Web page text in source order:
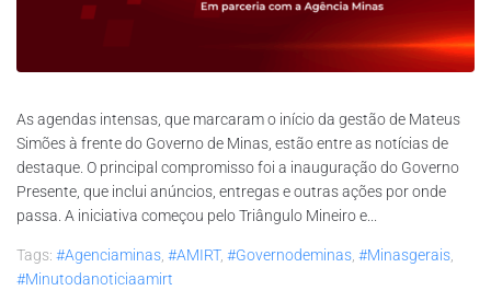
As agendas intensas, que marcaram o início da gestão de Mateus
Simões à frente do Governo de Minas, estão entre as notícias de
destaque. O principal compromisso foi a inauguração do Governo
Presente, que inclui anúncios, entregas e outras ações por onde
passa. A iniciativa começou pelo Triângulo Mineiro e...
Tags: #agenciaminas #AMIRT, #governodeminas #minasgerais
#minutodanoticiaamirt